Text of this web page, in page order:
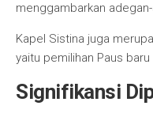
menggambarkan
Kapel Sistina juga
yaitu pemilihan Paus
Signifikansi